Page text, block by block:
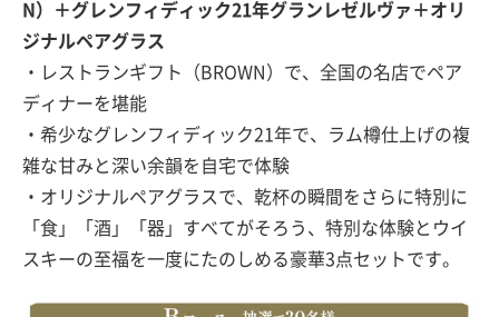
N）＋グレンフィディック21年グランレゼルヴァ＋オリ
ジナルペアグラス
・レストランギフト（BROWN）で、全国の名店でペア
ディナーを堪能
・希少なグレンフィディック21年で、ラム樽仕上げの複
雑な甘みと深い余韻を自宅で体験
・オリジナルペアグラスで、乾杯の瞬間をさらに特別に
「食」「酒」「器」すべてがそろう、特別な体験とウイ
スキーの至福を一度にたのしめる豪華3点セットです。